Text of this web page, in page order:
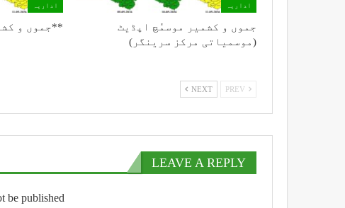
اداریہ
جموں و کشمیر موسمُچ اپڈیٹ
(موسمیاتی مرکز سرینگر)
اداریہ
**جموں و
NEXT
LEAVE A REPLY
be published.